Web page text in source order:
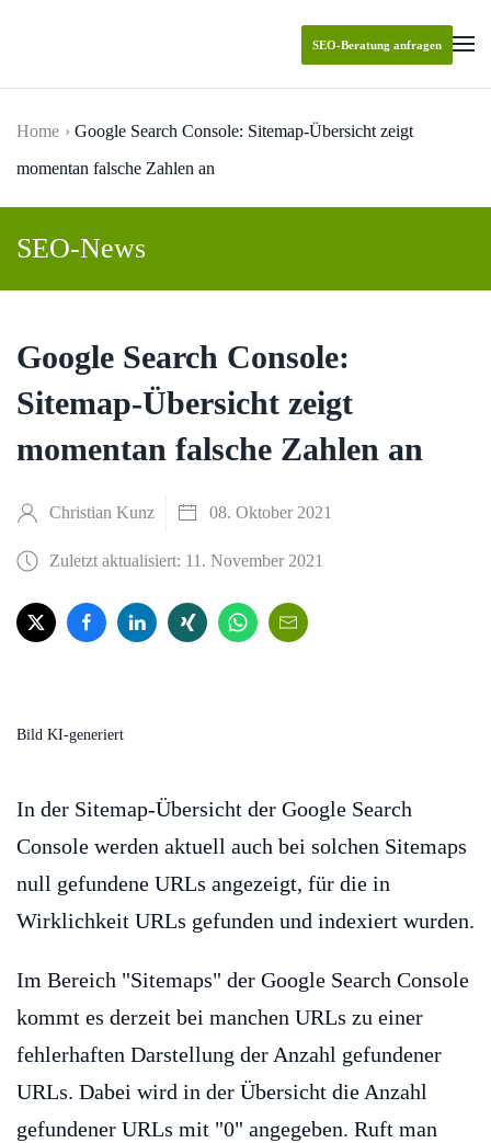
SEO-Beratung anfragen
Home
Google Search Console: Sitemap-Übersicht zeigt
momentan falsche Zahlen an
SEO-News
Google Search Console:
Sitemap-Übersicht zeigt
momentan falsche Zahlen an
Christian Kunz 08. Oktober 2021
Zuletzt aktualisiert: 11. November 2021
Bild KI-generiert
In der Sitemap-Übersicht der Google Search
Console werden aktuell auch bei solchen Sitemaps
null gefundene URLs angezeigt, für die in
Wirklichkeit URLs gefunden und indexiert wurden.
Im Bereich "Sitemaps" der Google Search Console
kommt es derzeit bei manchen URLs zu einer
fehlerhaften Darstellung der Anzahl gefundener
URLs. Dabei wird in der Übersicht die Anzahl
gefundener URLs mit "0" angegeben. Ruft man